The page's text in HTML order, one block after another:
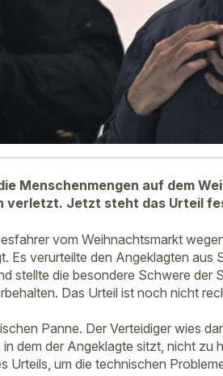
Menschenmengen auf dem
verletzt. Jetzt steht das Urteil
vom Weihnachtsmarkt
verurteilte den Angeklagten aus
stellte die besondere Schwere der
Das Urteil ist noch nicht
Panne. Der Verteidiger wies
dem der Angeklagte sitzt, nicht zu
Urteils, um die technischen